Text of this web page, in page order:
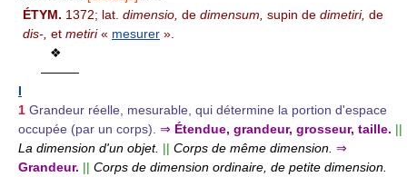
ÉTYM. 1372; lat. dimensio, de dimensum, supin de dimetiri, de
dis-, et metiri« mesurer ».
❖
———
I
1 Grandeur réelle, mesurable, qui détermine la portion d'espace
occupée (par un corps). ⇒ Étendue, grandeur, grosseur, taille. ||
La dimension d'un objet. || Corps de même dimension. ⇒
Grandeur. || Corps de dimension ordinaire, de petite dimension.